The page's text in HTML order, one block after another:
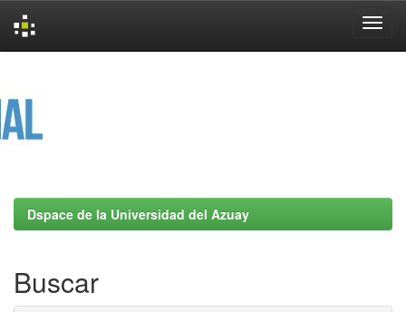
Dspace de la Universidad del Azuay
Buscar